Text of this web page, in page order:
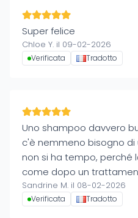
Super felice
Chloe Y. il 09-02-2026
Verificata Tradotto
Uno shampoo davvero
c'è nemmeno bisogno
non si ha tempo, perché
come dopo un
Sandrine M. il 08-02-2026
Verificata Tradotto